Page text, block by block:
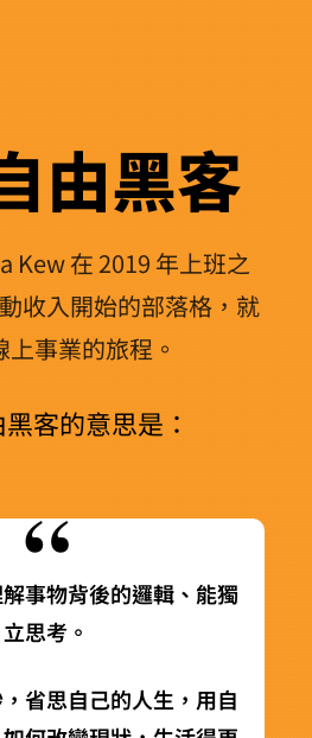
由黑客
Kew 在 2019 年上班之
收入開始的部落格，就
上事業的旅程。
客的意思是：
“
事物背後的邏輯、能獨
立思考。
省思自己的人生，用自